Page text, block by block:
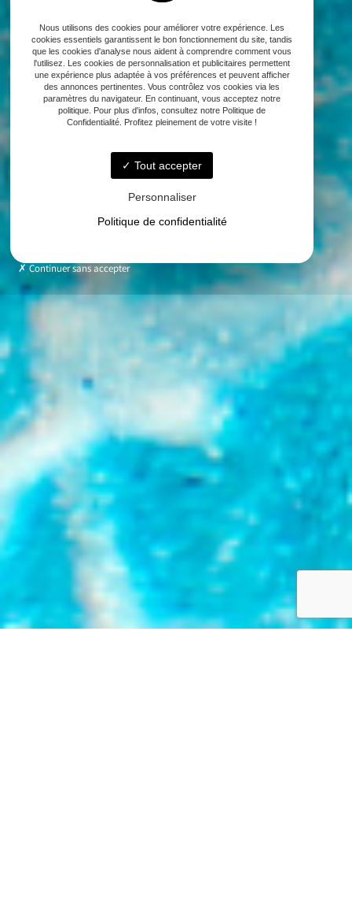
Nous utilisons des cookies pour améliorer votre expérience. Les
cookies essentiels garantissent le bon fonctionnement du site, tandis
que les cookies d'analyse nous aident à comprendre comment vous
l'utilisez. Les cookies de personnalisation et publicitaires permettent
une expérience plus adaptée à vos préférences et peuvent afficher
des annonces pertinentes. Vous contrôlez vos cookies via les
paramètres du navigateur. En continuant, vous acceptez notre
politique. Pour plus d'infos, consultez notre Politique de
Confidentialité. Profitez pleinement de votre visite !
Tout accepter
Personnaliser
Politique de confidentialité
Continuer sans accepter